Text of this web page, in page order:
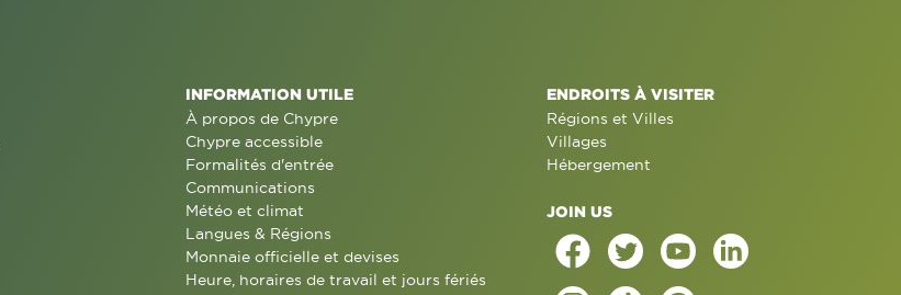
INFORMATION UTILE
À propos de Chypre
Chypre accessible
Formalités d'entrée
Communications
Météo et climat
Langues & Régions
Monnaie officielle et devises
Heure, horaires de travail et jours fériés
ENDROITS À VISITER
Régions et Villes
Villages
Hébergement
JOIN US